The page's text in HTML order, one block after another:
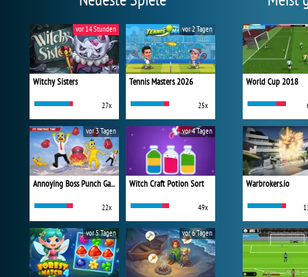
Witchy Sisters
27x
vor 14 Stunden
Tennis Masters 2026
25x
vor 2 Tagen
Annoying Boss Punch Game
22x
vor 3 Tagen
Witch Craft Potion Sort
49x
vor 4 Tagen
vor 5 Tagen vor 6 Tagen
World Cup 2018
Warbrokers.io